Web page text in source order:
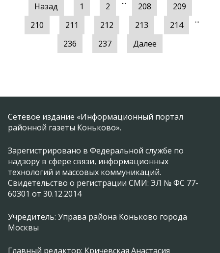
Назад 1 2 208
209
210
211 212 213 214 ...
236 237 Далее
Сетевое издание «Информационный портал
районной газеты Коньково».
Зарегистрировано в Федеральной службе по
надзору в сфере связи, информационных
технологий и массовых коммуникаций.
Свидетельство о регистрации СМИ: ЭЛ № ФС 77-
60301 от 30.12.2014
Учредитель: Управа района Коньково города
Москвы
Главный редактор: Кричевская Анастасия